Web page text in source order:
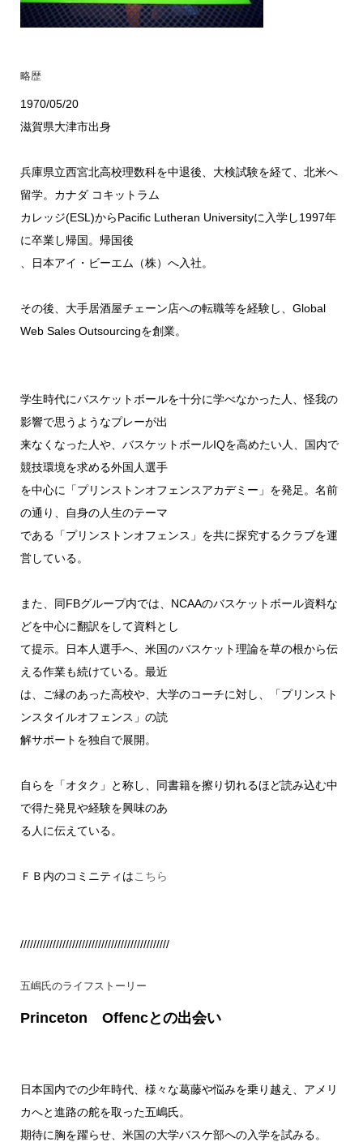
略歴
1970/05/20
滋賀県大津市出身
兵庫県立西宮北高校理数科を中退後、大検試験を経て、北米へ
留学。カナダ コキットラム
カレッジ(ESL)からPacific Lutheran Universityに入学し1997年
に卒業し帰国。帰国後
、日本アイ・ビーエム（株）へ入社。
その後、大手居酒屋チェーン店への転職等を経験し、Global
Web Sales Outsourcingを創業。
学生時代にバスケットボールを十分に学べなかった人、怪我の
影響で思うようなプレーが出
来なくなった人や、バスケットボールIQを高めたい人、国内で
競技環境を求める外国人選手
を中心に「プリンストンオフェンスアカデミー」を発足。名前
の通り、自身の人生のテーマ
である「プリンストンオフェンス」を共に探究するクラブを運
営している。
また、同FBグループ内では、NCAAのバスケットボール資料な
どを中心に翻訳をして資料とし
て提示。日本人選手へ、米国のバスケット理論を草の根から伝
える作業も続けている。最近
は、ご縁のあった高校や、大学のコーチに対し、「プリンスト
ンスタイルオフェンス」の読
解サポートを独自で展開。
自らを「オタク」と称し、同書籍を擦り切れるほど読み込む中
で得た発見や経験を興味のあ
る人に伝えている。
ＦＢ内のコミニティはこちら
//////////////////////////////////////////////
五嶋氏のライフストーリー
Princeton Offencとの出会い
日本国内での少年時代、様々な葛藤や悩みを乗り越え、アメリ
カへと進路の舵を取った五嶋氏。
期待に胸を躍らせ、米国の大学バスケ部への入学を試みる。